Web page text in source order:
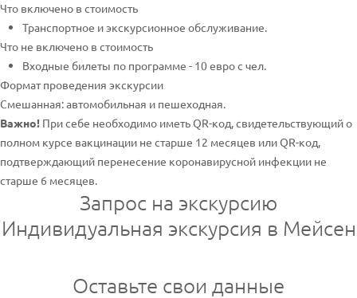
Что включено в стоимость
Транспортное и экскурсионное обслуживание.
Что не включено в стоимость
Входные билеты по программе - 10 евро с чел.
Формат проведения экскурсии
Смешанная: автомобильная и пешеходная.
Важно! При себе необходимо иметь QR-код, свидетельствующий о
полном курсе вакцинации не старше 12 месяцев или QR-код,
подтверждающий перенесение коронавирусной инфекции не
старше 6 месяцев.
Запрос на экскурсию
Индивидуальная экскурсия в Мейсен
Оставьте свои данные